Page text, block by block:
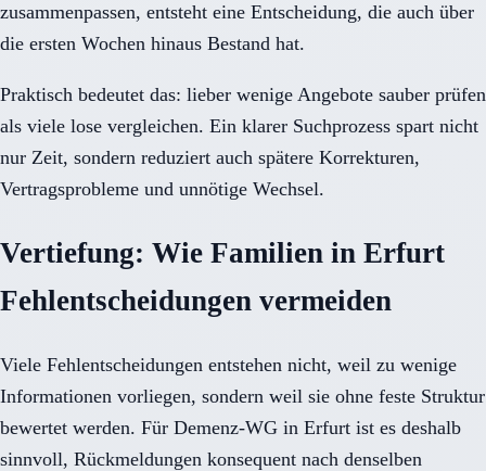
zusammenpassen, entsteht eine Entscheidung, die auch über
die ersten Wochen hinaus Bestand hat.
Praktisch bedeutet das: lieber wenige Angebote sauber prüfen
als viele lose vergleichen. Ein klarer Suchprozess spart nicht
nur Zeit, sondern reduziert auch spätere Korrekturen,
Vertragsprobleme und unnötige Wechsel.
Vertiefung: Wie Familien in Erfurt
Fehlentscheidungen vermeiden
Viele Fehlentscheidungen entstehen nicht, weil zu wenige
Informationen vorliegen, sondern weil sie ohne feste Struktur
bewertet werden. Für Demenz-WG in Erfurt ist es deshalb
sinnvoll, Rückmeldungen konsequent nach denselben